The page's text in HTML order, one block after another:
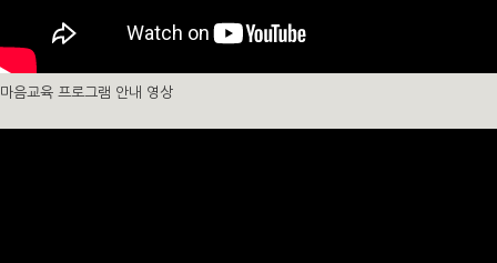
마음교육 프로그램 안내 영상